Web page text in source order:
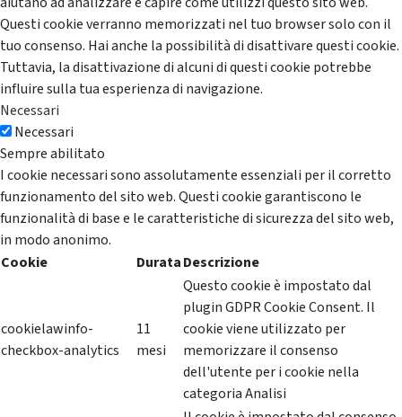
Questi cookie verranno memorizzati nel tuo browser solo con il
tuo consenso. Hai anche la possibilità di disattivare questi cookie.
Tuttavia, la disattivazione di alcuni di questi cookie potrebbe
influire sulla tua esperienza di navigazione.
Necessari
Necessari
Sempre abilitato
I cookie necessari sono assolutamente essenziali per il corretto
funzionamento del sito web. Questi cookie garantiscono le
funzionalità di base e le caratteristiche di sicurezza del sito web,
in modo anonimo.
Cookie
DurataDescrizione
cookielawinfo-
checkbox-analytics
11
mesi
Questo cookie è impostato dal
plugin GDPR Cookie Consent. Il
cookie viene utilizzato per
memorizzare il consenso
dell'utente per i cookie nella
categoria Analisi